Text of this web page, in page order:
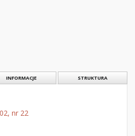
INFORMACJE STRUKTURA
nr 22